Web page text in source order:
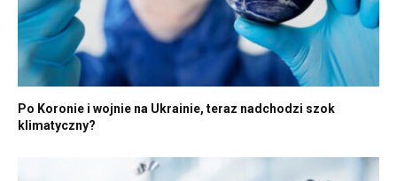
Po Koronie i wojnie na Ukrainie, teraz nadchodzi szok
klimatyczny?